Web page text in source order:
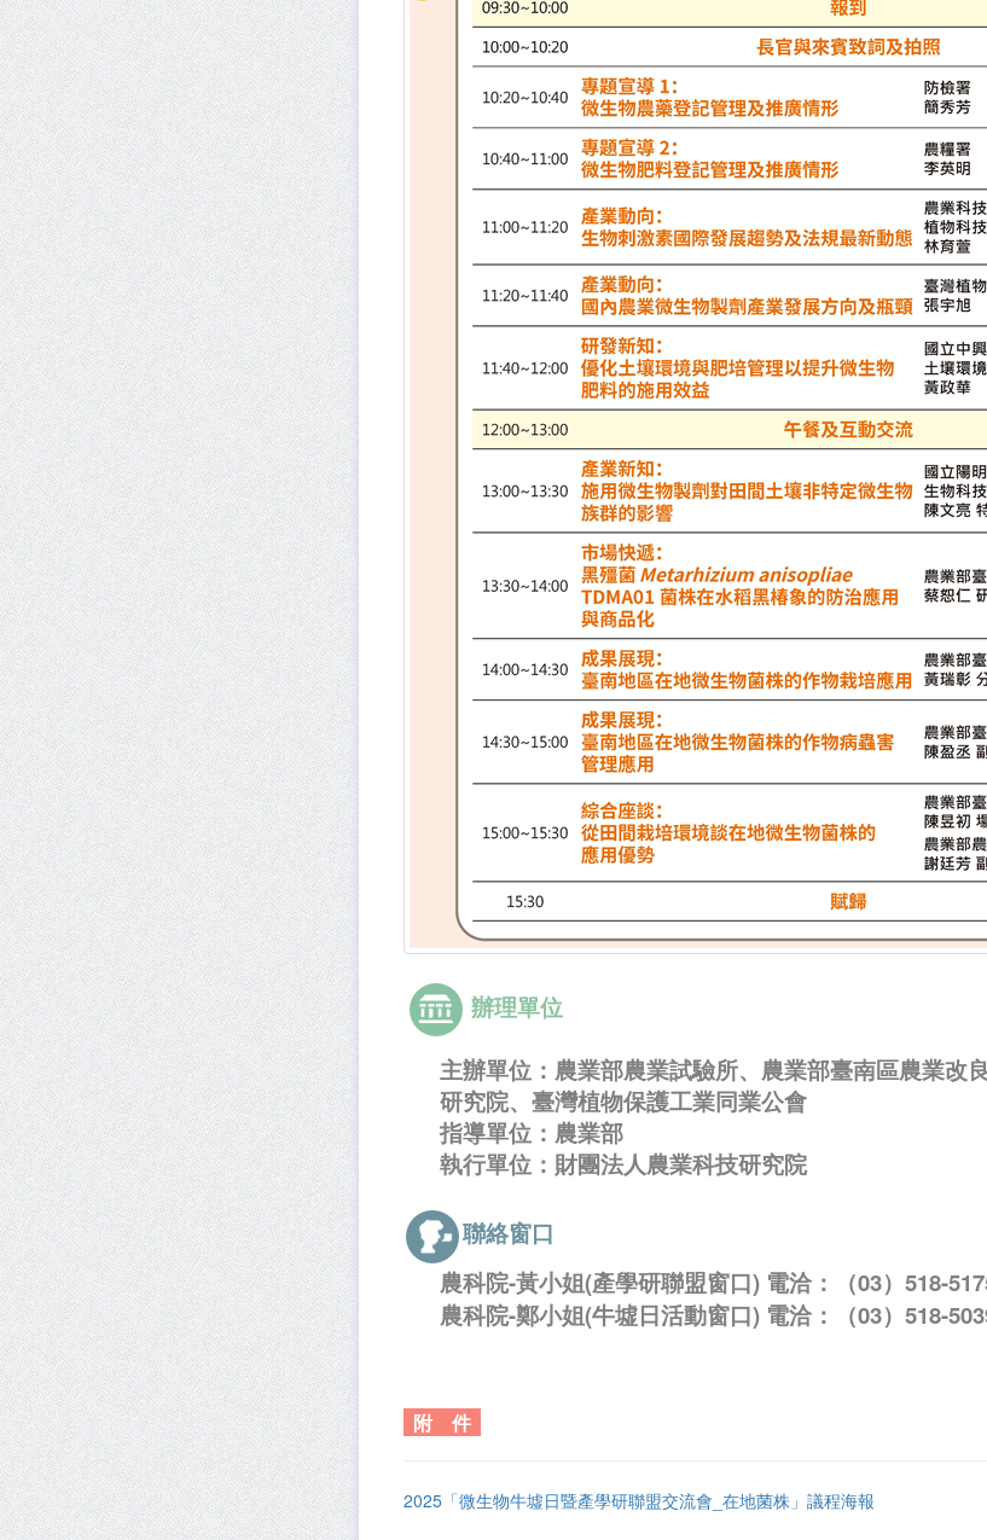
辦理單位
主辦單位：農業部農業試驗所、農業部臺南區農業改
研究院、臺灣植物保護工業同業公會
指導單位：農業部
執行單位：財團法人農業科技研究院
聯絡窗口
農科院-黃小姐(產學研聯盟窗口) 電洽：（03）518-
農科院-鄭小姐(牛墟日活動窗口) 電洽：
（03）518-
附 件
2025「微生物牛墟日暨產學研聯盟交流會_在地菌株」議程海報